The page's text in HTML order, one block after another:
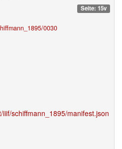
Seite: 15v
0030
schiffmann_1895/manifest.json